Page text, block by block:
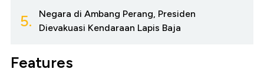
5.
Negara di Ambang Perang, Presiden
Dievakuasi Kendaraan Lapis Baja
Features